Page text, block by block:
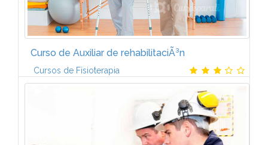
Curso de Auxiliar de rehabilitaciÃ³n
Cursos de Fisioterapia
Unidad 1. Conceptos bÃ¡sicos de Fisioterapia y
PatologÃ­as del aparato locomotor Conceptos
bÃ¡sicos de la Fisioterapia PatologÃ­a traumÃ¡tica